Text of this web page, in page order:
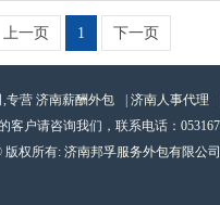
上一页 1 下一页
,专营 济南薪酬外包 济南人事代理
客户请咨询我们，联系电话：
版权所有: 济南邦孚服务外包有限公司